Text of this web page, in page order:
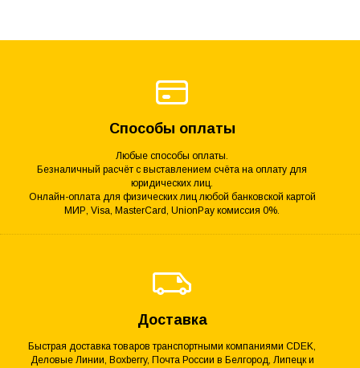
Способы оплаты
Любые способы оплаты.
Безналичный расчёт с выставлением счёта на оплату для
юридических лиц.
Онлайн-оплата для физических лиц любой банковской картой
МИР, Visa, MasterCard, UnionPay комиссия 0%.
Доставка
Быстрая доставка товаров транспортными компаниями CDEK,
Деловые Линии, Boxberry, Почта России в Белгород, Липецк и